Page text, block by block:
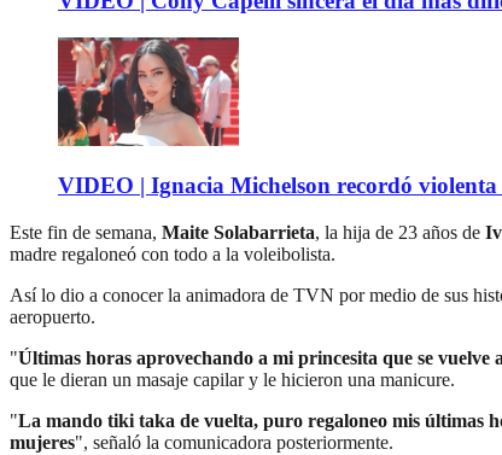
VIDEO | Ignacia Michelson recordó
Este fin de semana, Maite Solabarrieta, la hija de 23 años de
madre regaloneó con todo a la voleibolista.
Así lo dio a conocer la animadora de TVN por medio de sus
aeropuerto.
"Últimas horas aprovechando a mi princesita que se vuelve
que le dieran un masaje capilar y le hicieron una manicure.
"La mando tiki taka de vuelta, puro regaloneo mis últimas
mujeres", señaló la comunicadora posteriormente.